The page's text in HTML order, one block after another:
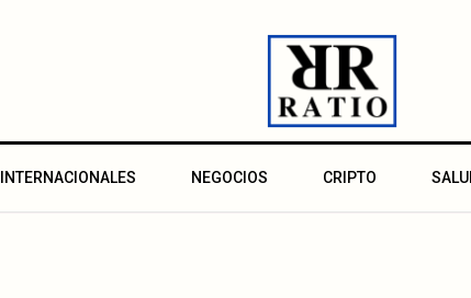
INTERNACIONALES NEGOCIOS CRIPTO